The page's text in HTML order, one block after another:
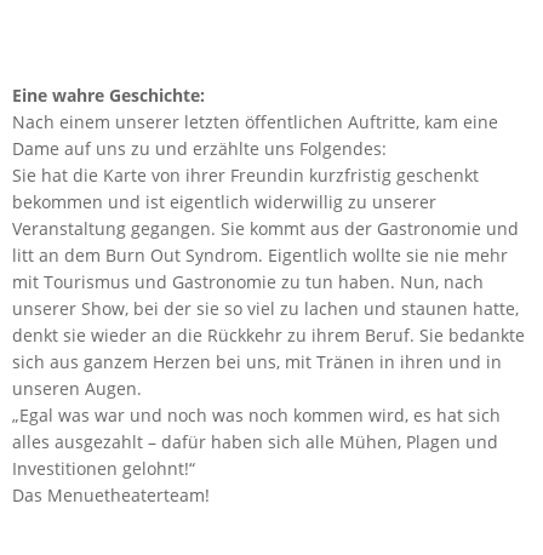
Eine wahre Geschichte:
Nach einem unserer letzten öffentlichen Auftritte, kam eine
Dame auf uns zu und erzählte uns Folgendes:
Sie hat die Karte von ihrer Freundin kurzfristig geschenkt
bekommen und ist eigentlich widerwillig zu unserer
Veranstaltung gegangen. Sie kommt aus der Gastronomie und
litt an dem Burn Out Syndrom. Eigentlich wollte sie nie mehr
mit Tourismus und Gastronomie zu tun haben. Nun, nach
unserer Show, bei der sie so viel zu lachen und staunen hatte,
denkt sie wieder an die Rückkehr zu ihrem Beruf. Sie bedankte
sich aus ganzem Herzen bei uns, mit Tränen in ihren und in
unseren Augen.
„Egal was war und noch was noch kommen wird, es hat sich
alles ausgezahlt – dafür haben sich alle Mühen, Plagen und
Investitionen gelohnt!“
Das Menuetheaterteam!